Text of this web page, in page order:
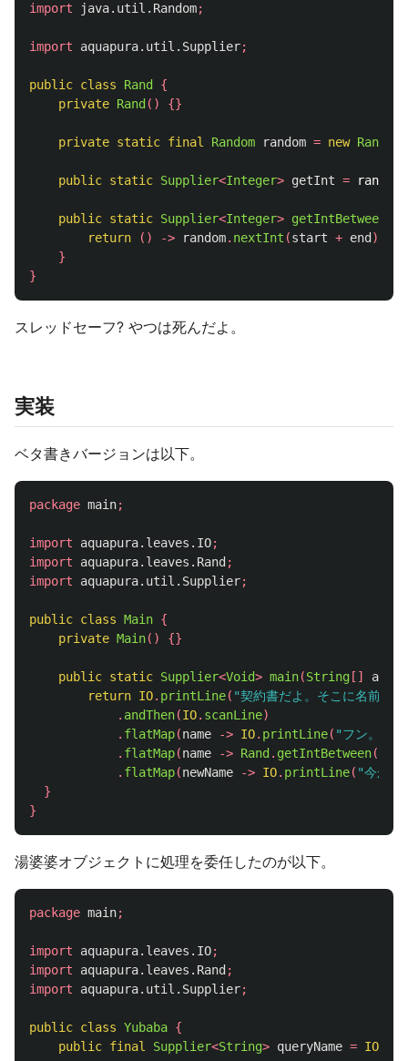
import java.util.Random;
import aquapura.util.Supplier;
public class Rand
{
private Rand () {}
private static final Random random = new Random
public static Supplier<Integer> getInt = random:
public static Supplier<Integer> getIntBetween
return
() -> random. nextInt (start + end )
}
}
スレッドセーフ? やつは死んだよ。
実装
ベタ書きバージョンは以下。
package main;
import aquapura.leaves.IO;
import
aquapura.leaves.Rand ;
import
aquapura.util.Supplier;
public class Main {
private Main() {}
public static Supplier<Void> main(String [] args
return IO. printLine( "契約書だよ。そこに名前を
. andThen(IO. scanLine)
. flatMap(name -> IO. printLine( "フン。"
. flatMap(name -> Rand . getIntBetween(
. flatMap(newName -> IO. printLine( "今から
}
}
湯婆婆オブジェクトに処理を委任したのが以下。
package main;
import aquapura.leaves.IO;
import
aquapura.leaves.Rand ;
import
aquapura.util.Supplier;
public class Yubaba {
public final Supplier<String> queryName = IO